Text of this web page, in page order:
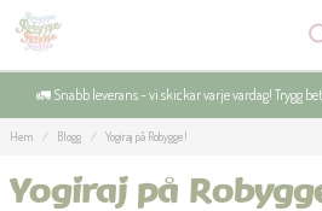
🚛 Snabb leverans - vi skickar varje vardag! Trygg
Hem Blogg Yogiraj på Robygge!
Yogiraj på